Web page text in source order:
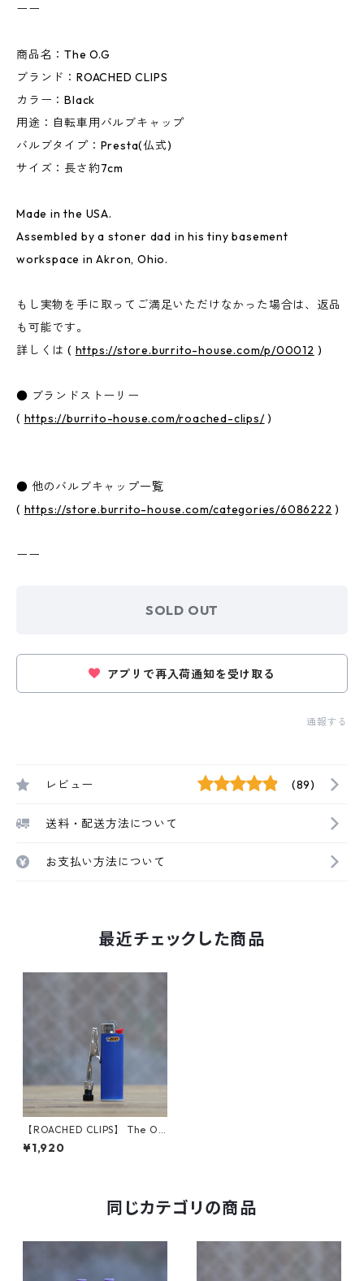
ーー
商品名：The O.G
ブランド：ROACHED CLIPS
カラー：Black
用途：自転車用バルブキャップ
バルブタイプ：Presta(仏式)
サイズ：長さ約7cm
Made in the USA.
Assembled by a stoner dad in his tiny basement
workspace in Akron, Ohio.
もし実物を手に取ってご満足いただけなかった場合は、返品
も可能です。
詳しくは ( https://store.burrito-house.com/p/00012 )
● ブランドストーリー
( https://burrito-house.com/roached-clips/)
● 他のバルブキャップ一覧
( https://store.burrito-house.com/categories/6086222 )
ーー
SOLD OUT
アプリで再入荷通知を受け取る
通報する
レビュー (89)
送料・配送方法について
お支払い方法について
最近チェックした商品
【ROACHED CLIPS】 The O.
G. (Black)
¥1,920
同じカテゴリの商品